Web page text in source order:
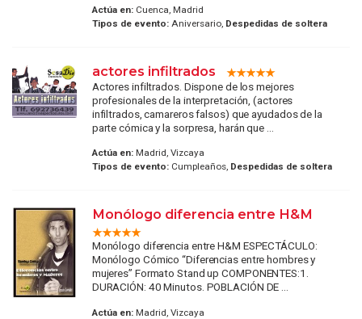
Actúa en:Cuenca, Madrid
Tipos de evento:Aniversario, Despedidas de soltera
actores infiltrados
Actores infiltrados. Dispone de los mejores
profesionales de la interpretación, (actores
infiltrados, camareros falsos) que ayudados de la
parte cómica y la sorpresa, harán que ...
Actúa en:Madrid, Vizcaya
Tipos de evento:Cumpleaños, Despedidas de soltera
Monólogo diferencia entre H&M
Monólogo diferencia entre H&M ESPECTÁCULO:
Monólogo Cómico “Diferencias entre hombres y
mujeres” Formato Stand up COMPONENTES:1.
DURACIÓN: 40 Minutos. POBLACIÓN DE ...
Actúa en:Madrid, Vizcaya